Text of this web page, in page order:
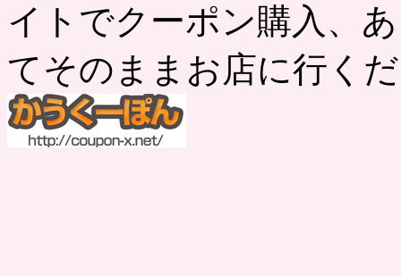
イトでクーポン購入、
てそのままお店に行く